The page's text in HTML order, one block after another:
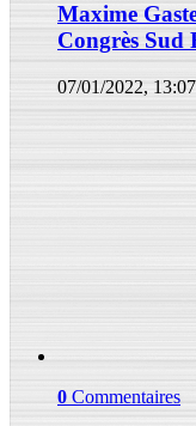
Maxime
Congrès Sud
07/01/2022, 13:07
0 Commentaires